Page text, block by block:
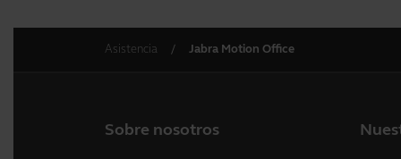
Asistencia Jabra Motion Office
Sobre nosotros